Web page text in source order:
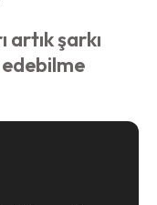
artık şarkı